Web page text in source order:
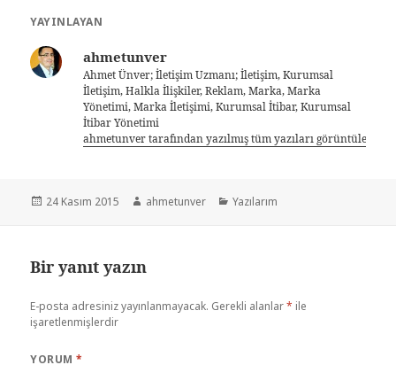
YAYINLAYAN
ahmetunver
Ahmet Ünver; İletişim Uzmanı; İletişim, Kurumsal
İletişim, Halkla İlişkiler, Reklam, Marka, Marka
Yönetimi, Marka İletişimi, Kurumsal İtibar, Kurumsal
İtibar Yönetimi
ahmetunver tarafından yazılmış tüm yazıları görüntüle
24 Kasım 2015 ahmetunver Yazılarım
Bir yanıt yazın
E-posta adresiniz yayınlanmayacak. Gerekli alanlar* ile
işaretlenmişlerdir
YORUM*